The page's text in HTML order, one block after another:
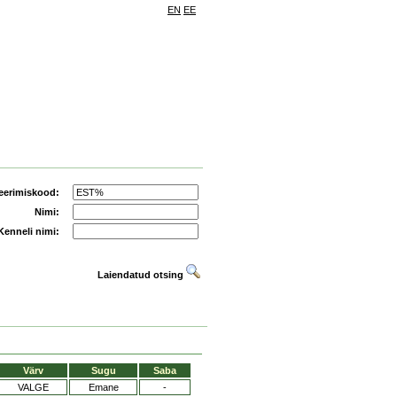
EN EE
Nimi:
nimi:
Laiendatud otsing
Värv Sugu
Saba
VALGE Emane -